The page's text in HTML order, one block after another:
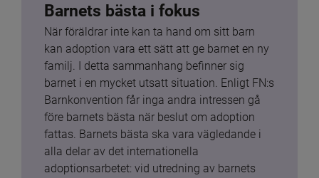
Barnets bästa i fokus
När föräldrar inte kan ta hand om sitt barn
kan adoption vara ett sätt att ge barnet en ny
familj. I detta sammanhang befinner sig
barnet i en mycket utsatt situation. Enligt FN:s
Barnkonvention får inga andra intressen gå
före barnets bästa när beslut om adoption
fattas. Barnets bästa ska vara vägledande i
alla delar av det internationella
adoptionsarbetet: vid utredning av barnets